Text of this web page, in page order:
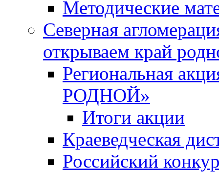
Методические
Северная
открываем край
Региональная
РОДНОЙ»
Итоги акции
Краеведческая
Российский